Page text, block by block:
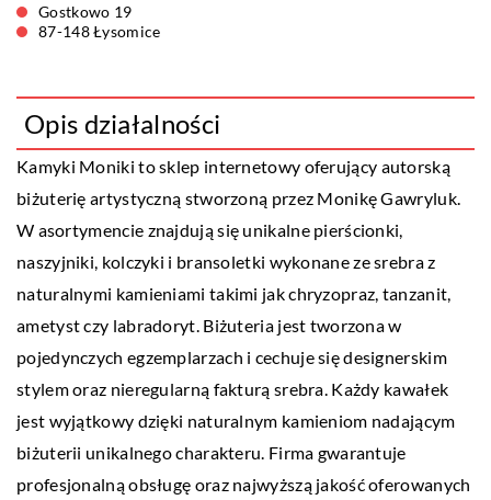
Gostkowo 19
87-148 Łysomice
Opis działalności
Kamyki Moniki to sklep internetowy oferujący autorską
biżuterię artystyczną stworzoną przez Monikę Gawryluk.
W asortymencie znajdują się unikalne pierścionki,
naszyjniki, kolczyki i bransoletki wykonane ze srebra z
naturalnymi kamieniami takimi jak chryzopraz, tanzanit,
ametyst czy labradoryt. Biżuteria jest tworzona w
pojedynczych egzemplarzach i cechuje się designerskim
stylem oraz nieregularną fakturą srebra. Każdy kawałek
jest wyjątkowy dzięki naturalnym kamieniom nadającym
biżuterii unikalnego charakteru. Firma gwarantuje
profesjonalną obsługę oraz najwyższą jakość oferowanych